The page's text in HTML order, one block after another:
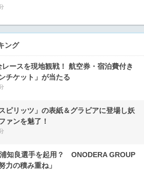
ング
ースを現地観戦！ 航空券・宿泊費付き
チケット」が当たる
ピリッツ」の表紙＆グラビアに登場し妖
ァンを魅了！
知良選手を起用？ ONODERA GROUP
力の積み重ね」